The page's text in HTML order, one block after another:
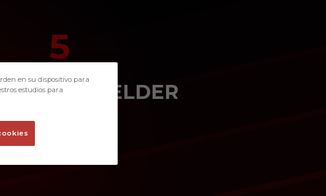
5
MIDFIELDER
en su dispositivo para
estudios para